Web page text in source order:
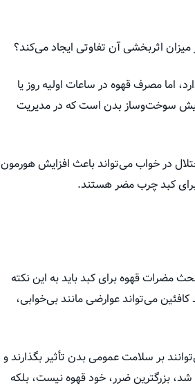
اثربخشی آن تفاوتی ایجاد می‌کند؟
اما مصرف قهوه در ساعات اولیه روز یا
سوخت‌وساز بدن است که در مدیریت
در خواب می‌تواند باعث افزایش هورمون
کبد چرب مضر هستند.
قهوه برای کبد باید به این نکته
می‌تواند عوارضی مانند بی‌خوابی،
بر سلامت عمومی بدن تأثیر بگذارند و
بزرگترین ضرر، خود قهوه نیست، بلکه